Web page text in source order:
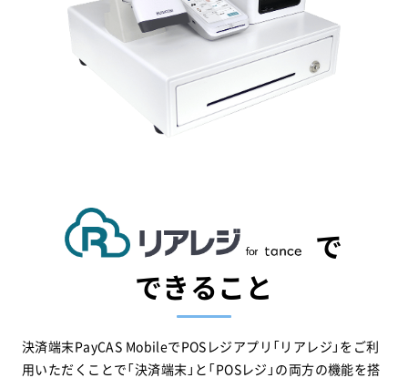
で
できること
決済端末PayCAS MobileでPOSレジアプリ「リアレジ」を ご利
用いただくことで「決済端末」と「POSレジ」の両方の機能を搭